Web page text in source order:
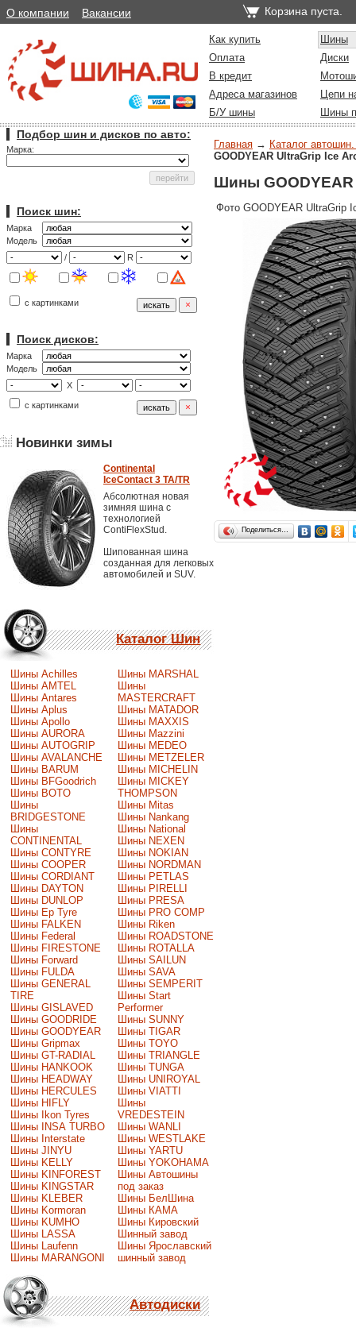
О компании Вакансии Корзина пуста.
Как купить
Шины
Оплата
Диски
В кредит
Адреса магазинов
Цепи
Б/У шины
Шины
Подбор шин и дисков по авто:
Марка:
Поиск шин:
Марка
Модель
/
R
с картинками
Поиск дисков:
Марка
Модель
X
с картинками
Новинки зимы
Continental
IceContact 3 TA/TR
Абсолютная новая
зимняя шина с
технологией
ContiFlexStud.
Шипованная шина
созданная для легковых
автомобилей и SUV.
Каталог Шин
Шины Achilles
Шины AMTEL
Шины Antares
Шины Aplus
Шины Apollo
Шины AURORA
Шины AUTOGRIP
Шины AVALANCHE
Шины BARUM
Шины BFGoodrich
Шины BOTO
Шины
BRIDGESTONE
Шины
CONTINENTAL
Шины CONTYRE
Шины COOPER
Шины CORDIANT
Шины DAYTON
Шины DUNLOP
Шины Ep Tyre
Шины FALKEN
Шины Federal
Шины FIRESTONE
Шины Forward
Шины FULDA
Шины GENERAL
TIRE
Шины GISLAVED
Шины GOODRIDE
Шины GOODYEAR
Шины Gripmax
Шины GT-RADIAL
Шины HANKOOK
Шины HEADWAY
Шины HERCULES
Шины HIFLY
Шины Ikon Tyres
Шины INSA TURBO
Шины Interstate
Шины JINYU
Шины KELLY
Шины KINFOREST
Шины KINGSTAR
Шины KLEBER
Шины Kormoran
Шины KUMHO
Шины LASSA
Шины Laufenn
Шины MARANGONI
Шины MARSHAL
Шины
MASTERCRAFT
Шины MATADOR
Шины MAXXIS
Шины Mazzini
Шины MEDEO
Шины METZELER
Шины MICHELIN
Шины MICKEY
THOMPSON
Шины Mitas
Шины Nankang
Шины National
Шины NEXEN
Шины NOKIAN
Шины NORDMAN
Шины PETLAS
Шины PIRELLI
Шины PRESA
Шины PRO COMP
Шины Riken
Шины ROADSTONE
Шины ROTALLA
Шины SAILUN
Шины SAVA
Шины SEMPERIT
Шины Start
Performer
Шины SUNNY
Шины TIGAR
Шины TOYO
Шины TRIANGLE
Шины TUNGA
Шины UNIROYAL
Шины VIATTI
Шины
VREDESTEIN
Шины WANLI
Шины WESTLAKE
Шины YARTU
Шины YOKOHAMA
Шины Автошины
под заказ
Шины БелШина
Шины КАМА
Шины Кировский
Шинный завод
Шины Ярославский
шинный завод
Автодиски
Главная → Каталог
GOODYEAR UltraGrip Ice
Шины GOODYEAR
Фото GOODYEAR UltraGrip
Поделиться…